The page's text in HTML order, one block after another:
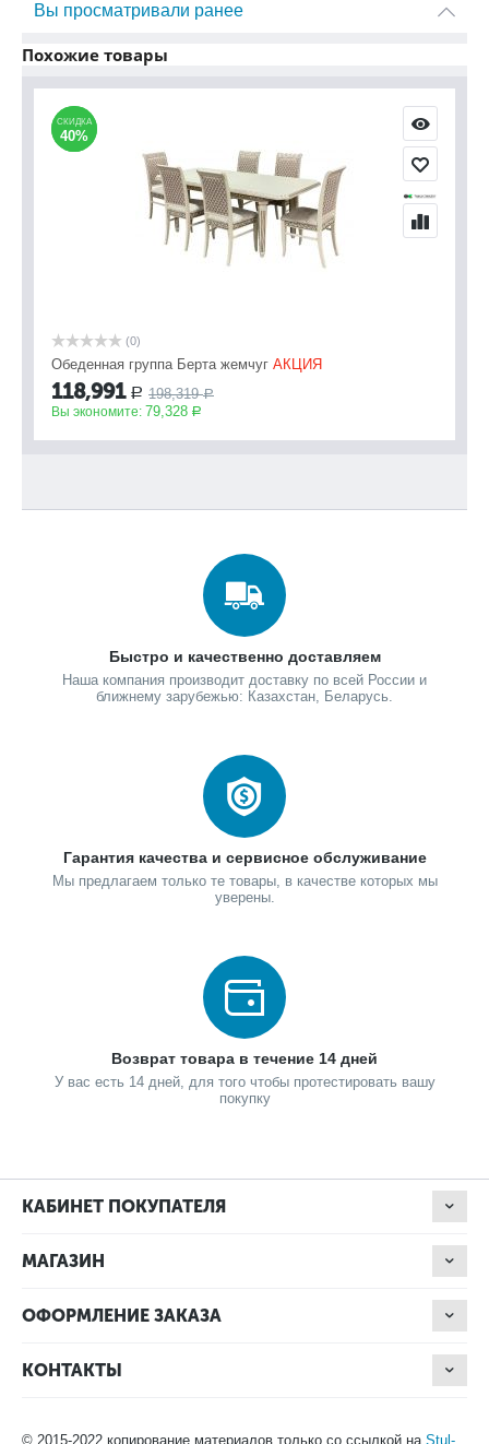
Вы просматривали ранее
Похожие товары
СКИДКА
40%
СКИДКА
40%
(0)
Обеденная группа Берта жемчуг АКЦИЯ
118,991 Р 198,319 Р
Вы экономите: 79,328 Р
Быстро и качественно доставляем
Наша компания производит доставку по всей России и
ближнему зарубежью: Казахстан, Беларусь.
Гарантия качества и сервисное обслуживание
Мы предлагаем только те товары, в качестве которых мы
уверены.
Возврат товара в течение 14 дней
У вас есть 14 дней, для того чтобы протестировать вашу
покупку
КАБИНЕТ ПОКУПАТЕЛЯ
МАГАЗИН
ОФОРМЛЕНИЕ ЗАКАЗА
КОНТАКТЫ
© 2015-2022 копирование материалов только со ссылкой на Stul-